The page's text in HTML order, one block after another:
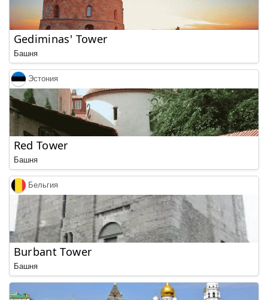
Gediminas' Tower
Башня
Эстония
Red Tower
Башня
Бельгия
Burbant Tower
Башня